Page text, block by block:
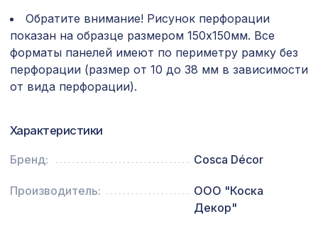
ЭЛЕНИКО КОНТРАСТО, 595х595мм,
Натуральные обои Cosca Traditional
Prints L5059, 0,91 x 6,2 м
4763 ₽
Перфорированная панель КВАДРО
Ремень для бруса/балки 90мм
ПОРТАЛ АРИА, мелинга орех
Обратите внимание! Рисунок перфорации
показан на образце размером 150х150мм. Все
форматы панелей имеют по периметру рамку без
перфорации (размер от 10 до 38 мм в зависимости
от вида перфорации).
Характеристики
Бренд: Cosca Décor
Производитель:
ООО "Коска
Декор"